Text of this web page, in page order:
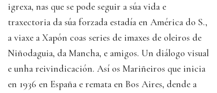
igrexa, nas que se pode seguir a súa vida e
traxectoria da súa forzada estadía en América do S.,
a viaxe a Xapón coas series de imaxes de oleiros de
Niñodaguia, da Mancha, e amigos. Un diálogo visual
e unha reivindicación. Así os Mariñeiros que inicia
en 1936 en España e remata en Bos Aires, dende a